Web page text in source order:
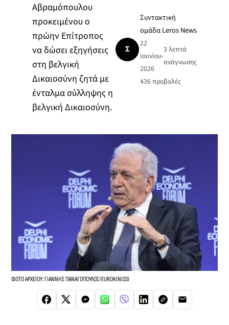
Αβραμόπουλου
προκειμένου ο
πρώην Επίτροπος
να δώσει εξηγήσεις
στη βελγική
Δικαιοσύνη ζητά με
ένταλμα σύλληψης η
βελγική Δικαιοσύνη.
Σ
Συντακτική
ομάδα Leros News
22
Ιουνίου
2026
•
3 λεπτά
ανάγνωσης
436προβολές
ΦΩΤΟ ΑΡΧΕΙΟΥ: ΓΙΑΝΝΗΣ ΠΑΝΑΓΟΠΟΥΛΟΣ/EUROKINISSI